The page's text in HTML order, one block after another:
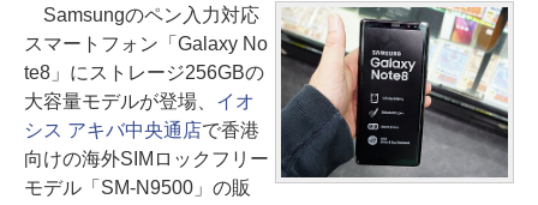
Samsungのペン入力対応
スマートフォン「Galaxy No
te8」にストレージ256GBの
大容量モデルが登場、 イオ
シス アキバ中央通店で香港
向けの海外SIMロックフリー
モデル「SM-N9500」の販